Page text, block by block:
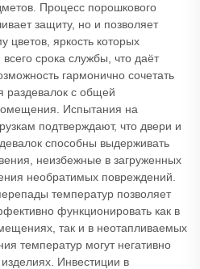
Процесс порошкового
защиту, но и позволяет
цветов, яркость которых
срока службы, что даёт
гармонично сочетать
раздевалок с общей
Испытания на
подтверждают, что двери и
способны выдерживать
неизбежные в загруженных
необратимых повреждений.
температур позволяет
функционировать как в
так и в неотапливаемых
температур могут негативно
Инвестиции в